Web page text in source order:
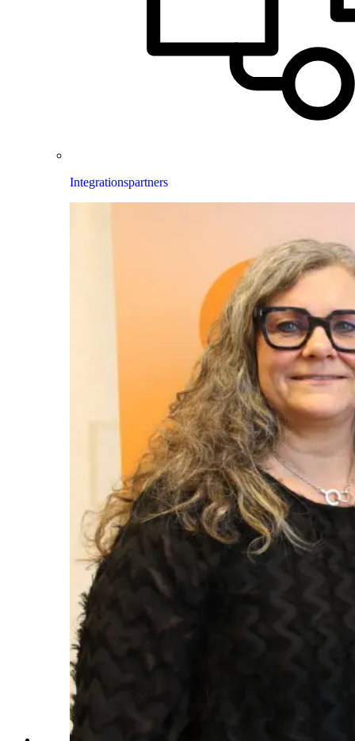
Integrationspartners